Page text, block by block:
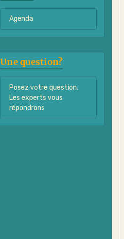
Agenda
Une question?
Posez votre question.
Les experts vous
répondrons